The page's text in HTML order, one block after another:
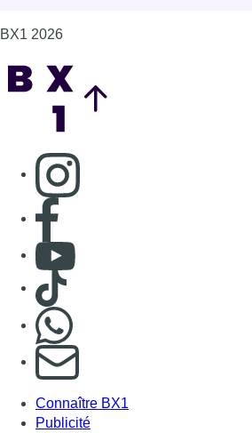
BX1 2026
Consulter page Instagram
Consulter page Facebook
Consulter Youtube
Consulter TikTok
S'abonner à notre newsletter
Connaître BX1
Publicité